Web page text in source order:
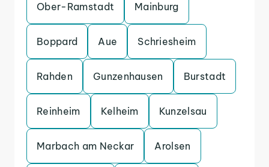
Ober-Ramstadt Mainburg
Boppard Aue Schriesheim
Rahden Gunzenhausen Burstadt
Reinheim Kelheim Kunzelsau
Marbach am Neckar Arolsen